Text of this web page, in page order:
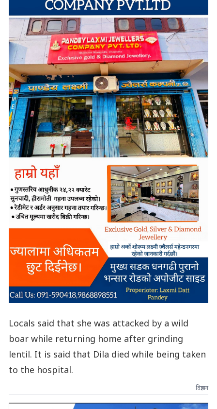
Locals said that she was attacked by a wild
boar while returning home after grinding
lentil. It is said that Dila died while being taken
to the hospital.
विज्ञापन